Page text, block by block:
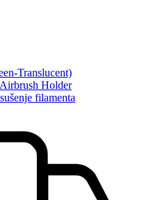
Translucent)
Holder
filamenta